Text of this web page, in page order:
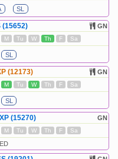
SL
GN
(15652)
M Tu W Th F Sa
SL
GN
(12173)
M Tu W Th F Sa
SL
GN
(15270)
M Tu W Th F Sa